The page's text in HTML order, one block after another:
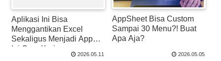
Aplikasi Ini Bisa
Menggantikan Excel
Sekaligus Menjadi App?
Ini Cara Kerjanya
2026.05.11
AppSheet Bisa Custom
Sampai 30 Menu?! Buat
Apa Aja?
2026.05.05